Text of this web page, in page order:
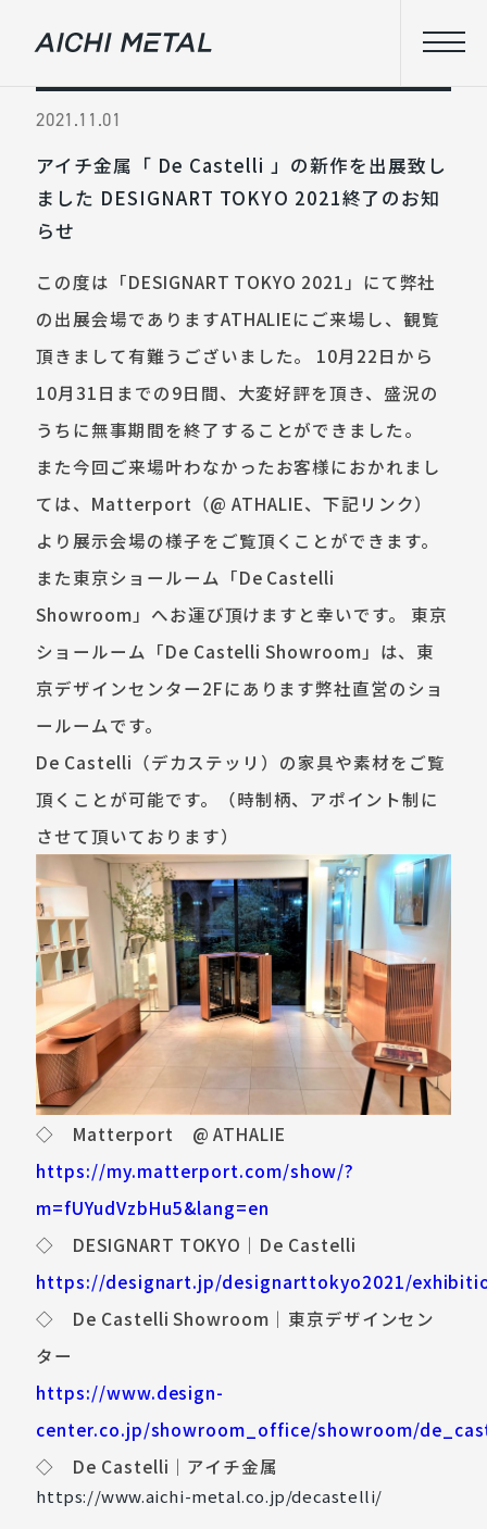
2021.11.01
アイチ金属「 De Castelli 」の新作を出展致し
ました DESIGNART TOKYO 2021終了のお知
らせ
この度は「DESIGNART TOKYO 2021」にて弊社
の出展会場でありますATHALIEにご来場し、観覧
頂きまして有難うございました。 10月22日から
10月31日までの9日間、大変好評を頂き、盛況の
うちに無事期間を終了することができました。
また今回ご来場叶わなかったお客様におかれまし
ては、Matterport（@ ATHALIE、下記リンク）
より展示会場の様子をご覧頂くことができます。
また東京ショールーム「De Castelli
Showroom」へお運び頂けますと幸いです。 東京
ショールーム「De Castelli Showroom」は、東
京デザインセンター2Fにあります弊社直営のショ
ールームです。
De Castelli（デカステッリ）の家具や素材をご覧
頂くことが可能です。（時制柄、アポイント制に
させて頂いております）
◇ Matterport @ ATHALIE
https://my.matterport.com/show/?
m=fUYudVzbHu5&lang=en
◇ DESIGNART TOKYO｜De Castelli
https://designart.jp/designarttokyo2021/
◇ De Castelli Showroom｜東京デザインセン
ター
https://www.design-
center.co.jp/showroom_office/showroom/
◇ De Castelli｜アイチ金属
https://www.aichi-metal.co.jp/decastelli/